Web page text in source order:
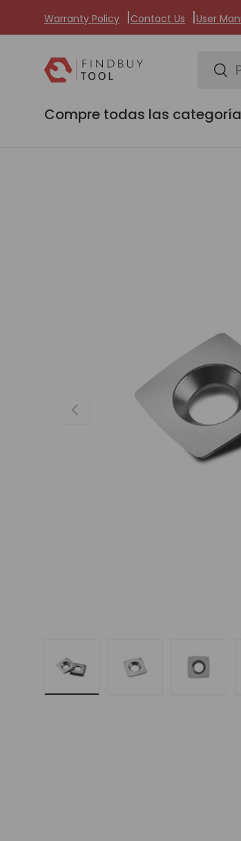
Ir al contenido
Warranty Policy Contact Us User
Buscar
Compre todas las
Anterior